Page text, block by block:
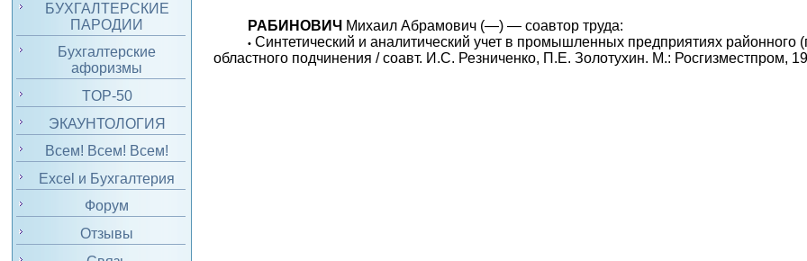
БУХГАЛТЕРСКИЕ
ПАРОДИИ
Бухгалтерские
афоризмы
TOP-50
ЭКАУНТОЛОГИЯ
Всем! Всем! Всем!
Excel и Бухгалтерия
Форум
Отзывы
РАБИНОВИЧ Михаил Абрамович (—) — соавтор труда:
• Синтетический и аналитический учет в промышленных предприятиях районного
областного подчинения / соавт. И.С. Резниченко, П.Е. Золотухин. М.: Росгизместпром,